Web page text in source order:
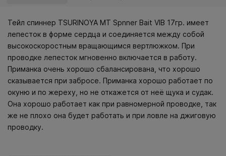
Тейл спиннер TSURINOYA MT Spnner Bait VIB 17гр. имеет
лепесток в форме сердца и соединяется между собой
высокоскоростным вращающимся вертлюжком. При
проводке лепесток мгновенно включается в работу.
Приманка очень хорошо сбалансирована, что хорошо
сказывается при забросе. Приманка хорошо работает по
окуню и по жереху, но не откажется от неё щука и судак.
Она хорошо работает как при равномерной проводке, так
же не плохо она будет работать и при ловле на джиговую
проводку.